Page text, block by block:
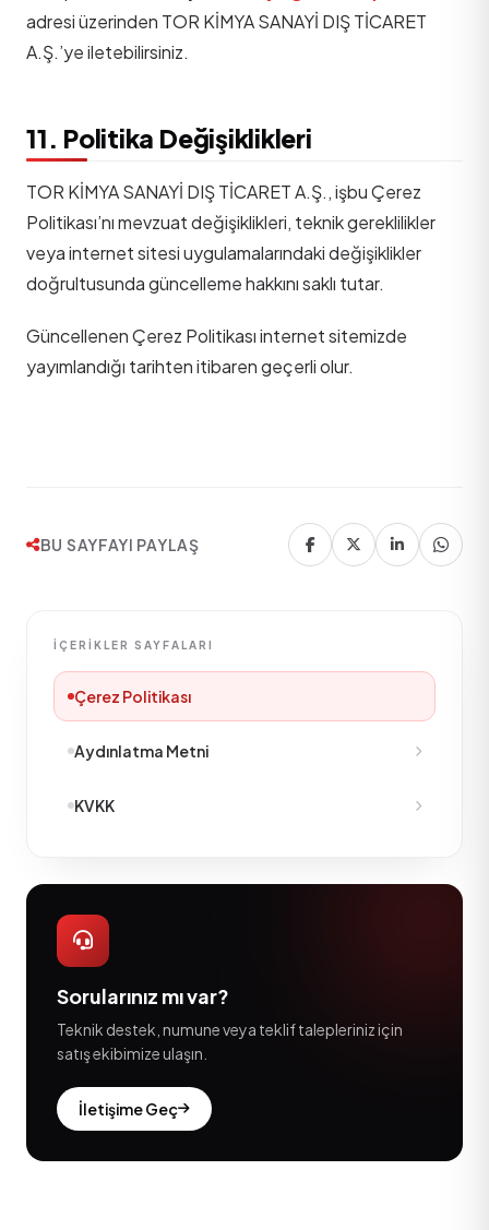
adresi üzerinden TOR KİMYA SANAYİ DIŞ TİCARET
A.Ş.’ye iletebilirsiniz.
11. Politika Değişiklikleri
TOR KİMYA SANAYİ DIŞ TİCARET A.Ş., işbu Çerez
Politikası’nı mevzuat değişiklikleri, teknik gereklilikler
veya internet sitesi uygulamalarındaki değişiklikler
doğrultusunda güncelleme hakkını saklı tutar.
Güncellenen Çerez Politikası internet sitemizde
yayımlandığı tarihten itibaren geçerli olur.
BU SAYFAYI PAYLAŞ
İÇERIKLER SAYFALARI
Çerez Politikası
Aydınlatma Metni
KVKK
Sorularınız mı var?
Teknik destek, numune veya teklif talepleriniz için
satış ekibimize ulaşın.
İletişime Geç